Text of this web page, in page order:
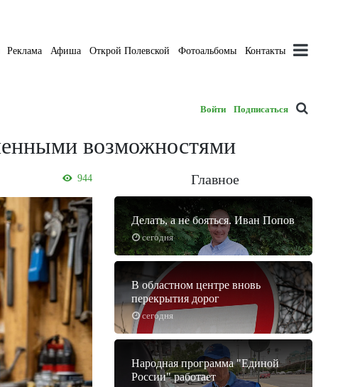
Реклама Афиша Открой Полевской Фотоальбомы Контакты
Войти Подписаться
возможностями
944 Главное
сегодня
Делать, а не бояться. Иван Попов
сегодня
В областном центре вновь
перекрытия дорог
Народная программа "Единой
России" работает